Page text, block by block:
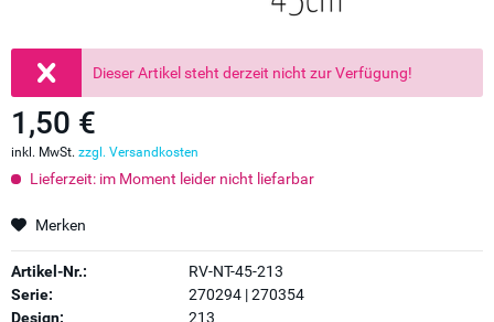
Dieser Artikel steht derzeit nicht zur Verfügung!
1,50 €
inkl. MwSt. zzgl. Versandkosten
Lieferzeit: im Moment leider nicht liefarbar
Merken
Artikel-Nr.:
RV-NT-45-213
Serie:
270294 | 270354
Design:
213